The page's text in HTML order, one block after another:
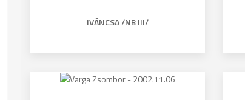
IVÁNCSA /NB III/